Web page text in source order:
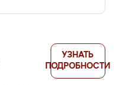
УЗНАТЬ
ПОДРОБНОСТИ